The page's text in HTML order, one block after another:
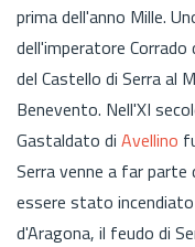
prima dell'anno Mille.
dell'imperatore
del Castello di Serra al
Benevento. Nell'XI
Gastaldato di Avellino
Serra venne a far parte
essere stato
d'Aragona, il feudo di